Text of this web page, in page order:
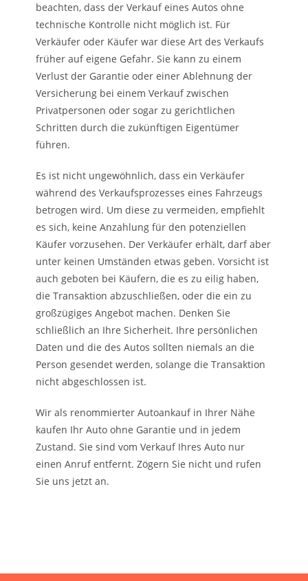
beachten, dass der Verkauf eines Autos ohne
technische Kontrolle nicht möglich ist. Für
Verkäufer oder Käufer war diese Art des Verkaufs
früher auf eigene Gefahr. Sie kann zu einem
Verlust der Garantie oder einer Ablehnung der
Versicherung bei einem Verkauf zwischen
Privatpersonen oder sogar zu gerichtlichen
Schritten durch die zukünftigen Eigentümer
führen.
Es ist nicht ungewöhnlich, dass ein Verkäufer
während des Verkaufsprozesses eines Fahrzeugs
betrogen wird. Um diese zu vermeiden, empfiehlt
es sich, keine Anzahlung für den potenziellen
Käufer vorzusehen. Der Verkäufer erhält, darf aber
unter keinen Umständen etwas geben. Vorsicht ist
auch geboten bei Käufern, die es zu eilig haben,
die Transaktion abzuschließen, oder die ein zu
großzügiges Angebot machen. Denken Sie
schließlich an Ihre Sicherheit. Ihre persönlichen
Daten und die des Autos sollten niemals an die
Person gesendet werden, solange die Transaktion
nicht abgeschlossen ist.
Wir als renommierter Autoankauf in Ihrer Nähe
kaufen Ihr Auto ohne Garantie und in jedem
Zustand. Sie sind vom Verkauf Ihres Auto nur
einen Anruf entfernt. Zögern Sie nicht und rufen
Sie uns jetzt an.